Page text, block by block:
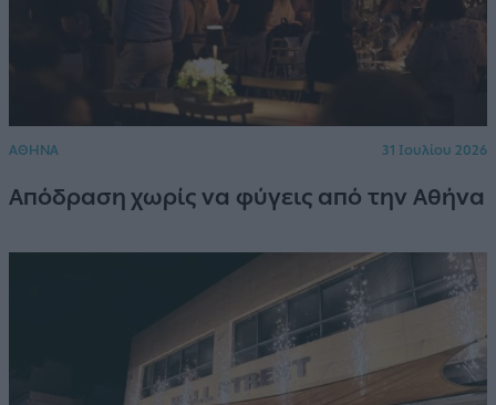
ΑΘΗΝΑ 31 Ιουλίου 2026
Απόδραση χωρίς να φύγεις από την Αθήνα